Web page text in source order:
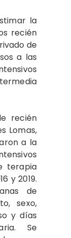
la
recién
de
a las
recién
Lomas,
a la
terapia
y 2019.
de
sexo,
y días
Se